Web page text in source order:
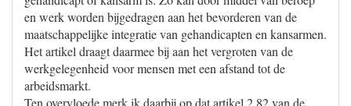
en werk worden bijgedragen aan het bevorderen van de
maatschappelijke integratie van gehandicapten en kansarmen.
Het artikel draagt daarmee bij aan het vergroten van de
werkgelegenheid voor mensen met een afstand tot de
arbeidsmarkt.
Ten overvloede merk ik daarbij op dat artikel 2.82 van de